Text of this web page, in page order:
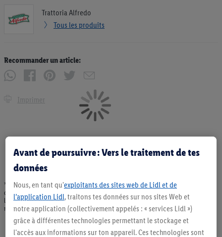
Trattoria Alfredo
Tous les produits
Recommander un article:
Imprimer
* Offres valables dans la limite des stocks disponibles. Vente limitée à des
quantités usuelles pour un ménage. Vendu sans décoration. Les produits faisant
l'objet de la publicité, notamment les produits NonFood, ne font pas partie de
notre assortiment de produits permanents. Ill. semblables.
Avant de poursuivre : Vers le traitement de tes
données
Nous, en tant qu'exploitants des sites web de Lidl et de
l’application Lidl, traitons tes données sur nos sites Web et
notre application (collectivement appelés : « services Lidl »)
grâce à différentes technologies permettant le stockage et
l'accès aux informations sur ton appareil. Ces technologies sont